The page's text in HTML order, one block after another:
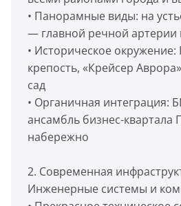
• Панорамные виды: на
— главной речной артерии
• Историческое
крепость, «Крейсер
сад
• Органичная интеграция:
ансамбль бизнес-квартала
набережно
2. Современная
Инженерные системы и